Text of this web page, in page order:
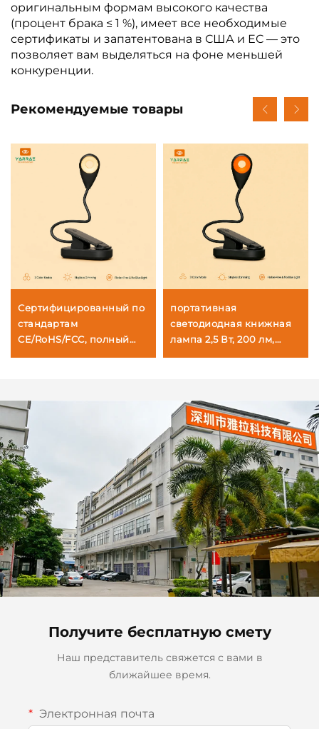
оригинальным формам высокого качества
(процент брака ≤ 1 %), имеет все необходимые
сертификаты и запатентована в США и ЕС — это
позволяет вам выделяться на фоне меньшей
конкуренции.
Рекомендуемые товары
Сертифицированный по
стандартам
CE/RoHS/FCC, полный
спектр 4000K и
светодиодная книжная
лампа с креплением-
зажимом, черное тело
портативная
светодиодная книжная
лампа 2,5 Вт, 200 лм,
625~630 нм красного и
черное тело
Получите бесплатную смету
Наш представитель свяжется с вами в
ближайшее время.
Электронная почта